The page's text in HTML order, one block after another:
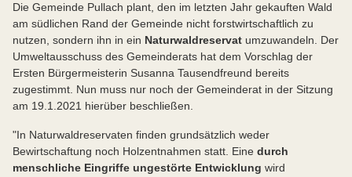
Die Gemeinde Pullach plant, den im letzten Jahr gekauften Wald
am südlichen Rand der Gemeinde nicht forstwirtschaftlich zu
nutzen, sondern ihn in ein Naturwaldreservat umzuwandeln. Der
Umweltausschuss des Gemeinderats hat dem Vorschlag der
Ersten Bürgermeisterin Susanna Tausendfreund bereits
zugestimmt. Nun muss nur noch der Gemeinderat in der Sitzung
am 19.1.2021 hierüber beschließen.
"In Naturwaldreservaten finden grundsätzlich weder
Bewirtschaftung noch Holzentnahmen statt. Eine durch
menschliche Eingriffe ungestörte Entwicklung wird